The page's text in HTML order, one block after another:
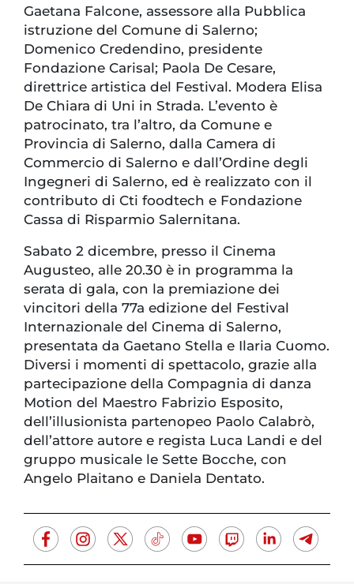
Gaetana Falcone, assessore alla Pubblica
istruzione del Comune di Salerno;
Domenico Credendino, presidente
Fondazione Carisal; Paola De Cesare,
direttrice artistica del Festival. Modera Elisa
De Chiara di Uni in Strada. L’evento è
patrocinato, tra l’altro, da Comune e
Provincia di Salerno, dalla Camera di
Commercio di Salerno e dall’Ordine degli
Ingegneri di Salerno, ed è realizzato con il
contributo di Cti foodtech e Fondazione
Cassa di Risparmio Salernitana.
Sabato 2 dicembre, presso il Cinema
Augusteo, alle 20.30 è in programma la
serata di gala, con la premiazione dei
vincitori della 77a edizione del Festival
Internazionale del Cinema di Salerno,
presentata da Gaetano Stella e Ilaria Cuomo.
Diversi i momenti di spettacolo, grazie alla
partecipazione della Compagnia di danza
Motion del Maestro Fabrizio Esposito,
dell’illusionista partenopeo Paolo Calabrò,
dell’attore autore e regista Luca Landi e del
gruppo musicale le Sette Bocche, con
Angelo Plaitano e Daniela Dentato.